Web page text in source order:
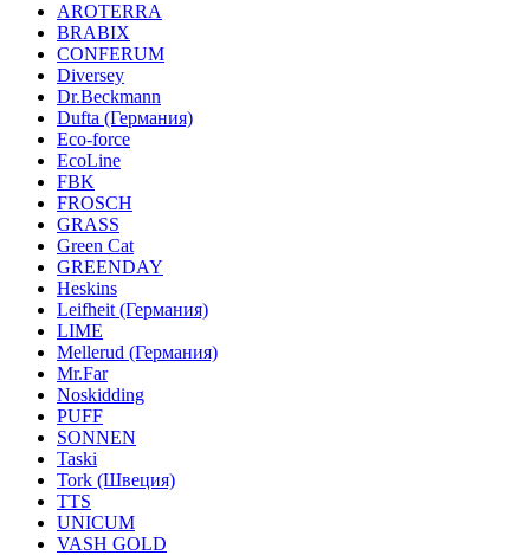
AROTERRA
BRABIX
CONFERUM
Diversey
Dr.Beckmann
Dufta (Германия)
Eco-force
EcoLine
FBK
FROSCH
GRASS
Green Cat
GREENDAY
Heskins
Leifheit (Германия)
LIME
Mellerud (Германия)
Mr.Far
Noskidding
PUFF
SONNEN
Taski
Tork (Швеция)
TTS
UNICUM
VASH GOLD